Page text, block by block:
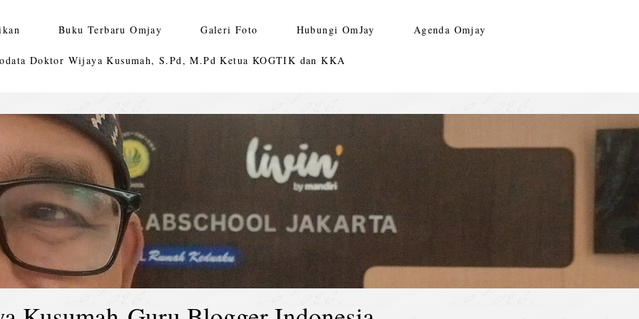
Buku Terbaru Omjay Galeri Foto Hubungi OmJay Agenda Omjay
Doktor Wijaya Kusumah, S.Pd, M.Pd Ketua KOGTIK dan KKA